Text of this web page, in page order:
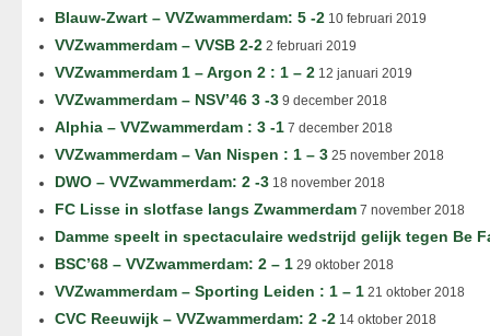
Blauw-Zwart – VVZwammerdam: 5 -2 10 februari 2019
VVZwammerdam – VVSB 2-2 2 februari 2019
VVZwammerdam 1 – Argon 2 : 1 – 2 12 januari 2019
VVZwammerdam – NSV’46 3 -3 9 december 2018
Alphia – VVZwammerdam : 3 -1 7 december 2018
VVZwammerdam – Van Nispen : 1 – 3 25 november 2018
DWO – VVZwammerdam: 2 -3 18 november 2018
FC Lisse in slotfase langs Zwammerdam 7 november 2018
Damme speelt in spectaculaire wedstrijd gelijk tegen Be
BSC’68 – VVZwammerdam: 2 – 1 29 oktober 2018
VVZwammerdam – Sporting Leiden : 1 – 1 21 oktober 2018
CVC Reeuwijk – VVZwammerdam: 2 -2 14 oktober 2018